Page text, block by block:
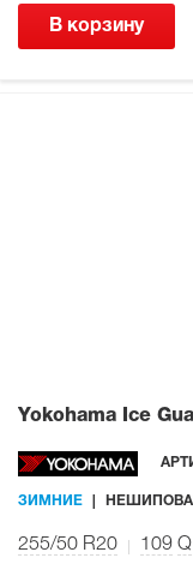
В корзину
Yokohama Ice
ЗИМНИЕ
255/50 R20 109 Q